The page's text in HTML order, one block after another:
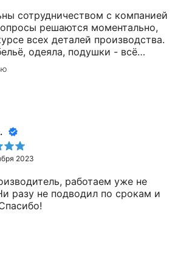
сотрудничеством с компанией
решаются моментально,
всех деталей производства.
одеяла, подушки - всё
качества. Многое шили для нас
и с учётом всех пожеланий.
эту компанию.
2023
работаем уже не
разу не подводил по срокам и